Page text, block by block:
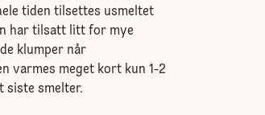
tiden tilsettes usmeltet
har tilsatt litt for mye
klumper når
varmes meget kort kun 1-2
siste smelter.